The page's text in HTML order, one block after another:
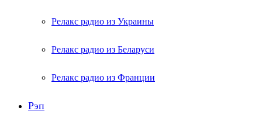
Релакс радио из Украины
Релакс радио из Беларуси
Релакс радио из Франции
Рэп